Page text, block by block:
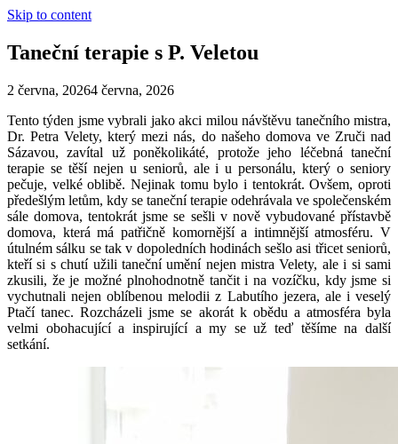
Skip to content
Taneční terapie s P. Veletou
2 června, 20264 června, 2026
Tento týden jsme vybrali jako akci milou návštěvu tanečního mistra,
Dr. Petra Velety, který mezi nás, do našeho domova ve Zruči nad
Sázavou, zavítal už poněkolikáté, protože jeho léčebná taneční
terapie se těší nejen u seniorů, ale i u personálu, který o seniory
pečuje, velké oblibě. Nejinak tomu bylo i tentokrát. Ovšem, oproti
předešlým letům, kdy se taneční terapie odehrávala ve společenském
sále domova, tentokrát jsme se sešli v nově vybudované přístavbě
domova, která má patřičně komornější a intimnější atmosféru. V
útulném sálku se tak v dopoledních hodinách sešlo asi třicet seniorů,
kteří si s chutí užili taneční umění nejen mistra Velety, ale i si sami
zkusili, že je možné plnohodnotně tančit i na vozíčku, kdy jsme si
vychutnali nejen oblíbenou melodii z Labutího jezera, ale i veselý
Ptačí tanec. Rozcházeli jsme se akorát k obědu a atmosféra byla
velmi obohacující a inspirující a my se už teď těšíme na další
setkání.